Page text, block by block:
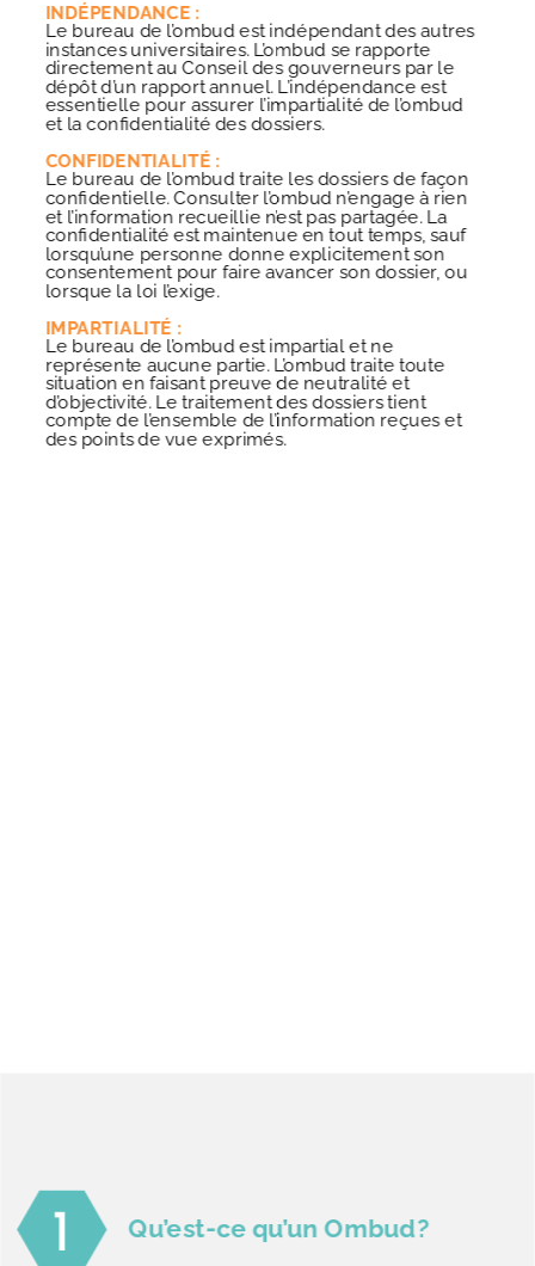
INDÉPENDANCE :
Le bureau de l’ombud est indépendant des autres
instances universitaires. L’ombud se rapporte
directement au Conseil des gouverneurs par le
dépôt d’un rapport annuel. L’indépendance est
essentielle pour assurer l’impartialité de l’ombud
et la confidentialité des dossiers.
CONFIDENTIALITÉ :
Le bureau de l’ombud traite les dossiers de façon
confidentielle. Consulter l’ombud n’engage à rien
et l’information recueillie n’est pas partagée. La
confidentialité est maintenue en tout temps, sauf
lorsqu’une personne donne explicitement son
consentement pour faire avancer son dossier, ou
lorsque la loi l’exige.
IMPARTIALITÉ :
Le bureau de l’ombud est impartial et ne
représente aucune partie. L’ombud traite toute
situation en faisant preuve de neutralité et
d’objectivité. Le traitement des dossiers tient
compte de l’ensemble de l’information reçues et
des points de vue exprimés.
Qu’est-ce qu’un Ombud?
1